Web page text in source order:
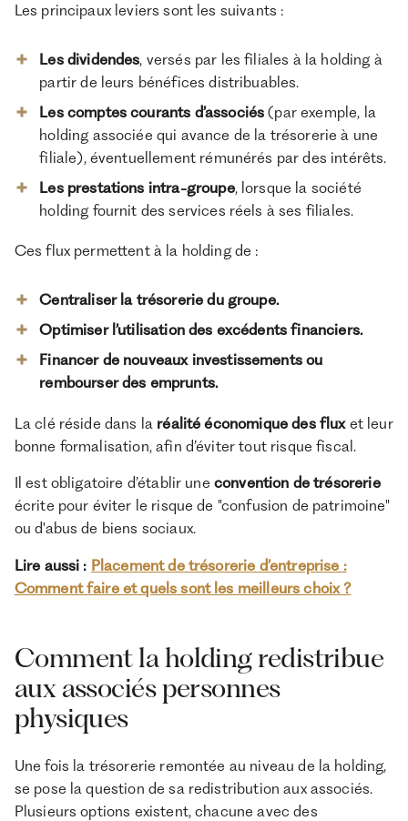
Les principaux leviers sont les suivants :
Les dividendes, versés par les filiales à la holding à
partir de leurs bénéfices distribuables.
Les comptes courants d’associés (par exemple, la
holding associée qui avance de la trésorerie à une
filiale), éventuellement rémunérés par des intérêts.
Les prestations intra-groupe, lorsque la société
holding fournit des services réels à ses filiales.
Ces flux permettent à la holding de :
Centraliser la trésorerie du groupe.
Optimiser l’utilisation des excédents financiers.
Financer de nouveaux investissements ou
rembourser des emprunts.
La clé réside dans la réalité économique des fluxet leur
bonne formalisation, afin d’éviter tout risque fiscal.
Il est obligatoire d’établir une convention de trésorerie
écrite pour éviter le risque de "confusion de patrimoine"
ou d'abus de biens sociaux.
Lire aussi : Placement de trésorerie d’entreprise :
Comment faire et quels sont les meilleurs choix ?
Comment la holding redistribue
aux associés personnes
physiques
Une fois la trésorerie remontée au niveau de la holding,
se pose la question de sa redistribution aux associés.
Plusieurs options existent, chacune avec des